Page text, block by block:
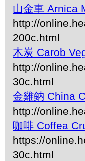
山金車 Arnica
http://
200c.html
木炭 Carob
http://
30c.html
金雞鈉 China
http://
咖啡 Coffea
https://
30c.html